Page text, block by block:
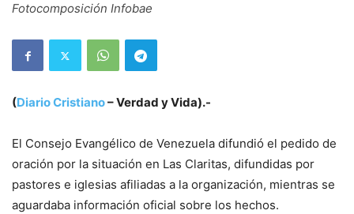
Fotocomposición Infobae
(Diario Cristiano–Verdad y Vida).-
El Consejo Evangélico de Venezuela difundió el pedido de
oración por la situación en Las Claritas, difundidas por
pastores e iglesias afiliadas a la organización, mientras se
aguardaba información oficial sobre los hechos.